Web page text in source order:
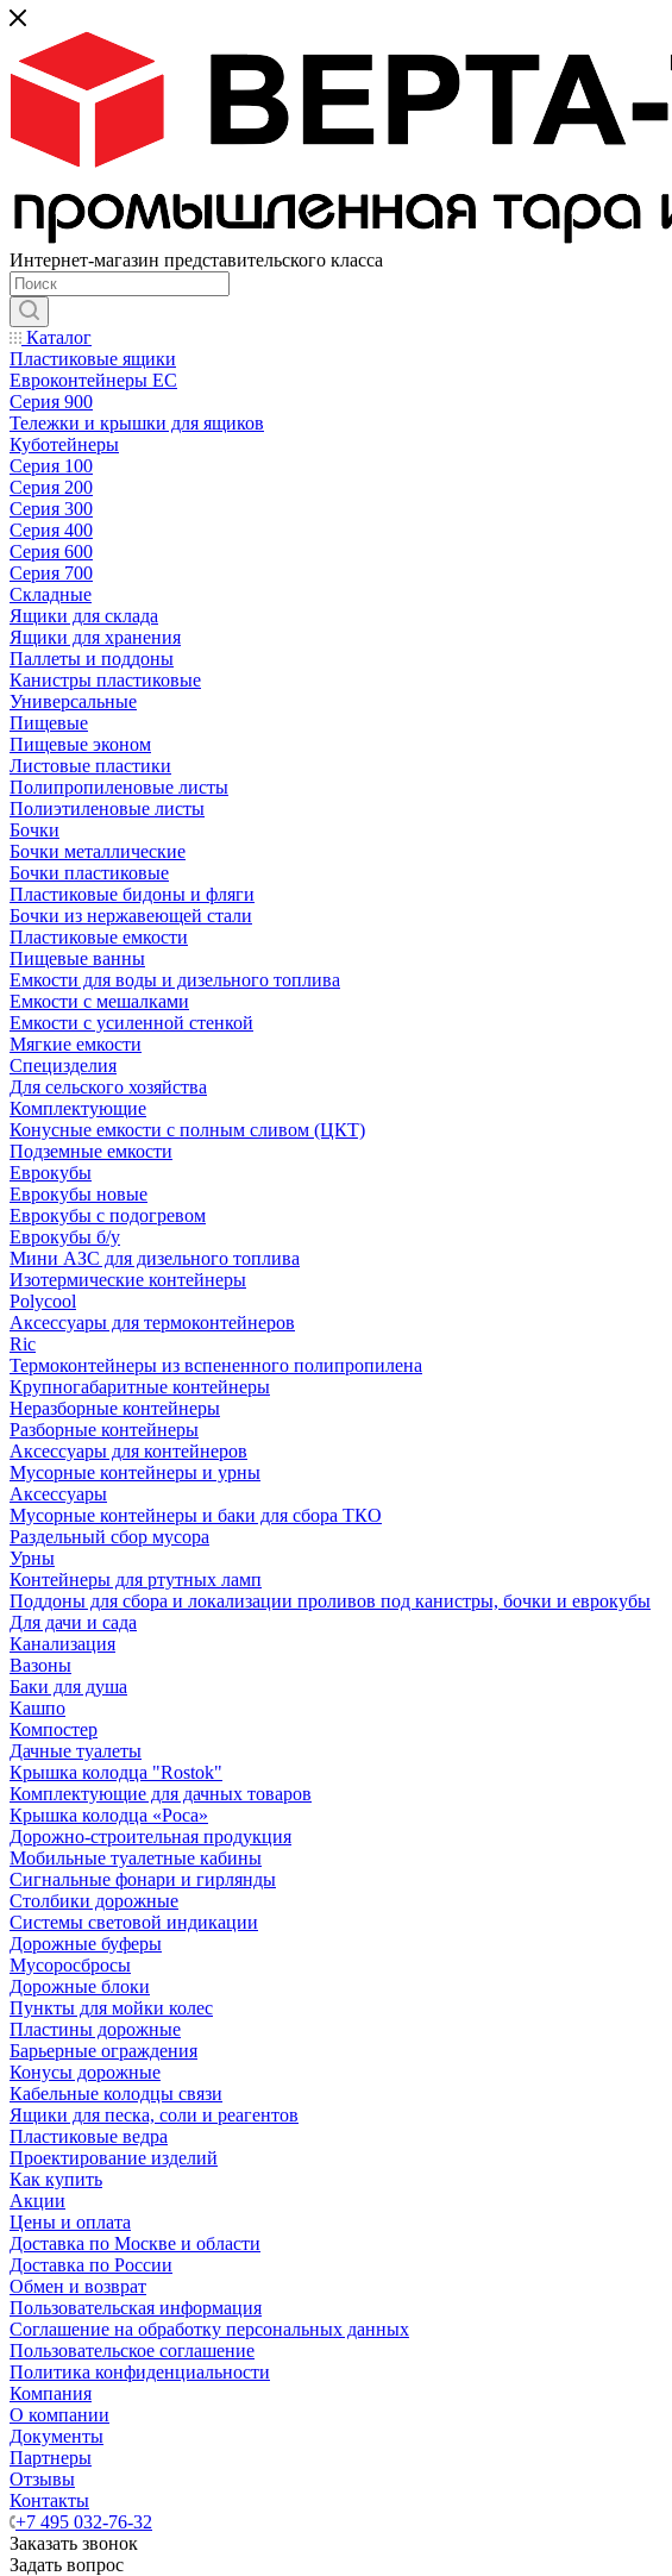
Интернет-магазин представительского класса
Каталог
Пластиковые ящики
Евроконтейнеры ЕС
Серия 900
Тележки и крышки для ящиков
Куботейнеры
Серия 100
Серия 200
Серия 300
Серия 400
Серия 600
Серия 700
Складные
Ящики для склада
Ящики для хранения
Паллеты и поддоны
Канистры пластиковые
Универсальные
Пищевые
Пищевые эконом
Листовые пластики
Полипропиленовые листы
Полиэтиленовые листы
Бочки
Бочки металлические
Бочки пластиковые
Пластиковые бидоны и фляги
Бочки из нержавеющей стали
Пластиковые емкости
Пищевые ванны
Емкости для воды и дизельного топлива
Емкости с мешалками
Емкости с усиленной стенкой
Мягкие емкости
Специзделия
Для сельского хозяйства
Комплектующие
Конусные емкости с полным сливом (ЦКТ)
Подземные емкости
Еврокубы
Еврокубы новые
Еврокубы с подогревом
Еврокубы б/у
Мини АЗС для дизельного топлива
Изотермические контейнеры
Polycool
Аксессуары для термоконтейнеров
Ric
Термоконтейнеры из вспененного полипропилена
Крупногабаритные контейнеры
Неразборные контейнеры
Разборные контейнеры
Аксессуары для контейнеров
Мусорные контейнеры и урны
Аксессуары
Мусорные контейнеры и баки для сбора ТКО
Раздельный сбор мусора
Урны
Контейнеры для ртутных ламп
Поддоны для сбора и локализации проливов под канистры, бочки и еврокубы
Для дачи и сада
Канализация
Вазоны
Баки для душа
Кашпо
Компостер
Дачные туалеты
Крышка колодца "Rostok"
Комплектующие для дачных товаров
Крышка колодца «Роса»
Дорожно-строительная продукция
Мобильные туалетные кабины
Сигнальные фонари и гирлянды
Столбики дорожные
Системы световой индикации
Дорожные буферы
Мусоросбросы
Дорожные блоки
Пункты для мойки колес
Пластины дорожные
Барьерные ограждения
Конусы дорожные
Кабельные колодцы связи
Ящики для песка, соли и реагентов
Пластиковые ведра
Проектирование изделий
Как купить
Акции
Цены и оплата
Доставка по Москве и области
Доставка по России
Обмен и возврат
Пользовательская информация
Соглашение на обработку персональных данных
Пользовательское соглашение
Политика конфиденциальности
Компания
О компании
Документы
Партнеры
Отзывы
Контакты
+7 495 032-76-32
Заказать звонок
Задать вопрос